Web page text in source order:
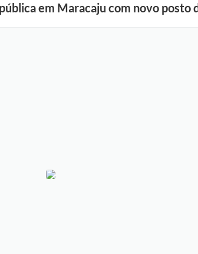
em Maracaju com novo posto